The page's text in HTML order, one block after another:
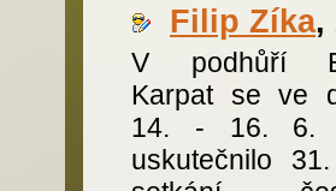
Filip Zíka,
V podhůří
Karpat se ve
14. - 16. 6.
uskutečnilo